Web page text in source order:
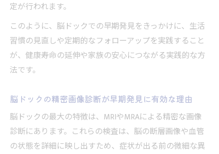
定が行われます。
このように、脳ドックでの早期発見をきっかけに、生活
習慣の見直しや定期的なフォローアップを実践すること
が、健康寿命の延伸や家族の安心につながる実践的な方
法です。
脳ドックの精密画像診断が早期発見に有効な理由
脳ドックの最大の特徴は、MRIやMRAによる精密な画像
診断にあります。これらの検査は、脳の断層画像や血管
の状態を詳細に映し出すため、症状が出る前の微細な異